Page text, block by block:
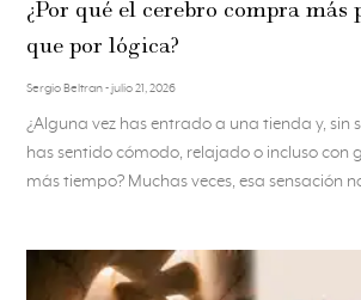
¿Por qué el cerebro compra más
que por lógica?
Sergio Beltran julio 21, 2026
¿Alguna vez has entrado a una tienda y, sin
has sentido cómodo, relajado o incluso con
más tiempo? Muchas veces, esa sensación